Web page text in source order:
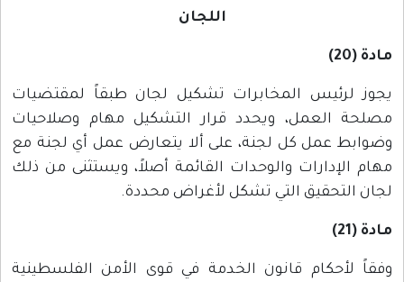
اللجان
مادة (20)
يجوز لرئيس المخابرات تشكيل لجان طبقاً لمقتضيات
مصلحة العمل، ويحدد قرار التشكيل مهام وصلاحيات
وضوابط عمل كل لجنة، على ألا يتعارض عمل أي لجنة مع
مهام الإدارات والوحدات القائمة أصلاً، ويستثنى من ذلك
لجان التحقيق التي تشكل لأغراض محددة.
مادة (21)
وفقاً لأحكام قانون الخدمة في قوى الأمن الفلسطينية